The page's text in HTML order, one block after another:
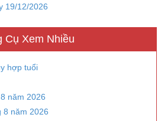
19/12/2026
Cụ Xem Nhiều
hợp tuổi
năm 2026
8 năm 2026